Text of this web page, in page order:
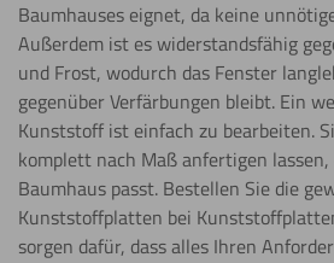
Baumhauses eignet, da keine
Außerdem ist es widerstandsfähig
und Frost, wodurch das Fenster
gegenüber Verfärbungen bleibt. Ein
Kunststoff ist einfach zu bearbeiten.
komplett nach Maß anfertigen
Baumhaus passt. Bestellen Sie die
Kunststoffplatten bei
sorgen dafür, dass alles Ihren